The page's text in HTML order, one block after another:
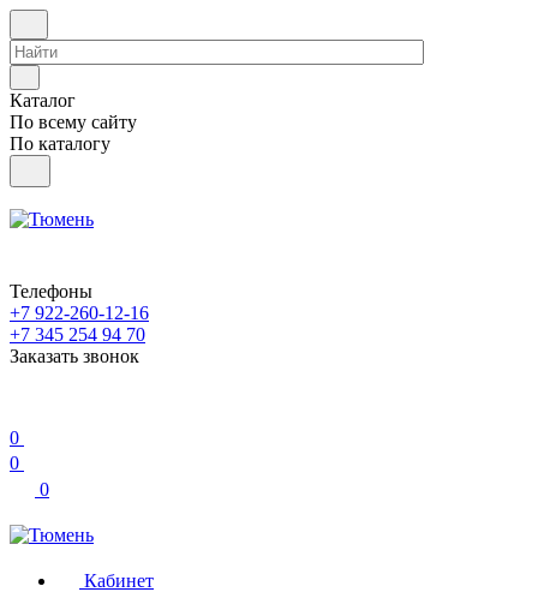
Каталог
По всему сайту
По каталогу
Телефоны
+7 922-260-12-16
+7 345 254 94 70
Заказать звонок
0
0
0
Кабинет